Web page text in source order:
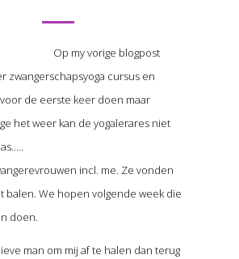
Op my vorige blogpost
zwangerschapsyoga cursus en
voor de eerste keer doen maar
het weer kan de yogalerares niet
incl. me. Ze vonden
balen. We hopen volgende week die
doen.
man om mij af te halen dan terug